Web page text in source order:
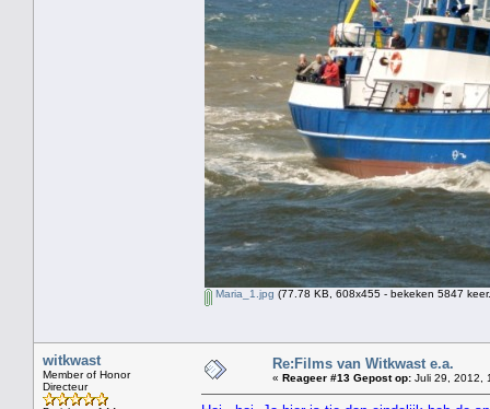
Maria_1.jpg (77.78 KB, 608x455 - bekeken 5847
witkwast
Member of Honor
Directeur
Re:Films van Witkwast e.a.
« Reageer #13 Gepost op: Juli 29, 2012,